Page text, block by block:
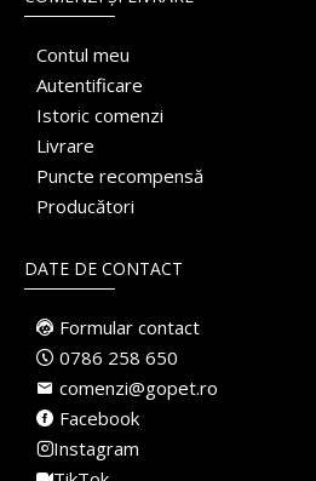
Contul meu
Autentificare
Istoric comenzi
Livrare
Puncte recompensă
Producători
DATE DE CONTACT
Formular contact
0786 258 650
comenzi@gopet.ro
Facebook
Instagram